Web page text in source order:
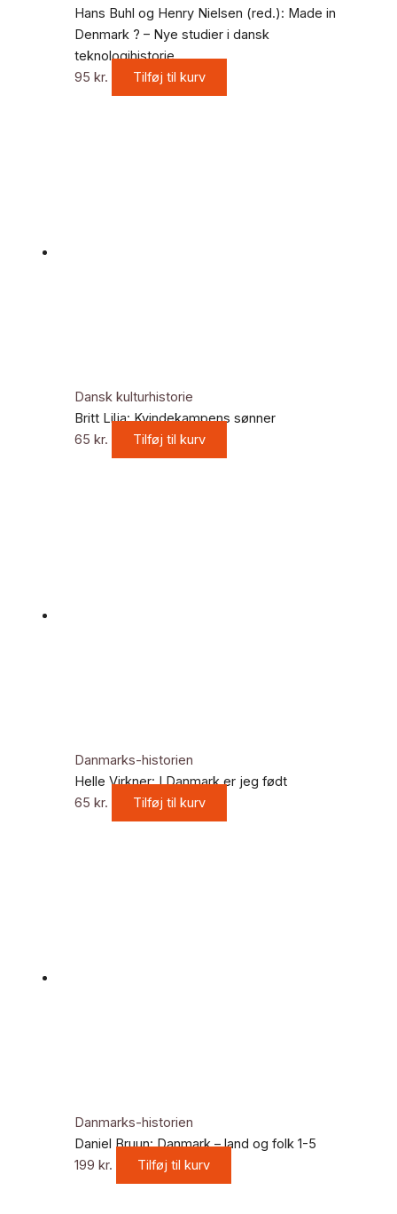
Hans Buhl og Henry Nielsen (red.): Made in
Denmark ? – Nye studier i dansk
teknologihistorie
95 kr. Tilføj til kurv
Dansk kulturhistorie
Britt Lilja: Kvindekampens sønner
65 kr. Tilføj til kurv
Danmarks-historien
Helle Virkner: I Danmark er jeg født
65 kr. Tilføj til kurv
Danmarks-historien
Daniel Bruun: Danmark – land og folk 1-5
199 kr. Tilføj til kurv